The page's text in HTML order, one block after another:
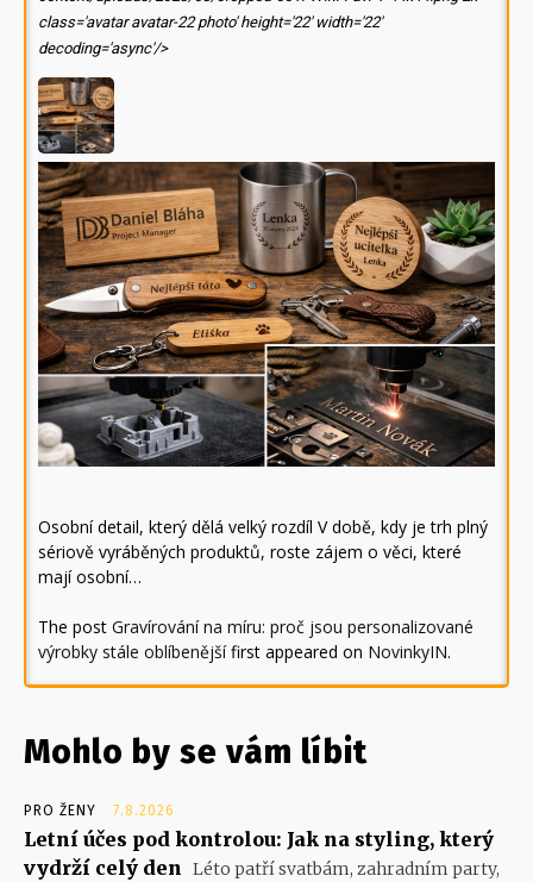
class='avatar avatar-22 photo' height='22' width='22'
decoding='async'/>
Osobní detail, který dělá velký rozdíl V době, kdy je trh plný
sériově vyráběných produktů, roste zájem o věci, které
mají osobní…
The post Gravírování na míru: proč jsou personalizované
výrobky stále oblíbenějšífirst appeared on NovinkyIN.
Mohlo by se vám líbit
PRO ŽENY 7.8.2026
Letní účes pod kontrolou: Jak na styling, který
vydrží celý den Léto patří svatbám, zahradním party,